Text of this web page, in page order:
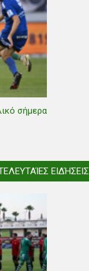
σήμερα
ΕΙΔΉΣΕΙΣ